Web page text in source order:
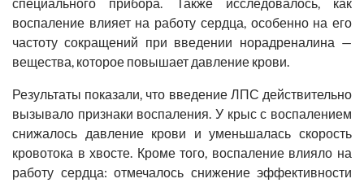
специального прибора. Также исследовалось, как
воспаление влияет на работу сердца, особенно на его
частоту сокращений при введении норадреналина —
вещества, которое повышает давление крови.
Результаты показали, что введение ЛПС действительно
вызывало признаки воспаления. У крыс с воспалением
снижалось давление крови и уменьшалась скорость
кровотока в хвосте. Кроме того, воспаление влияло на
работу сердца: отмечалось снижение эффективности